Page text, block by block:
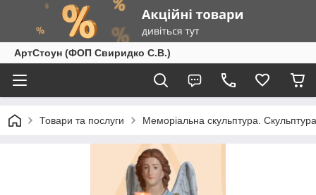
АртСтоун (ФОП Свиридко С.В.)
Товари та послуги Меморіальна скульптура.